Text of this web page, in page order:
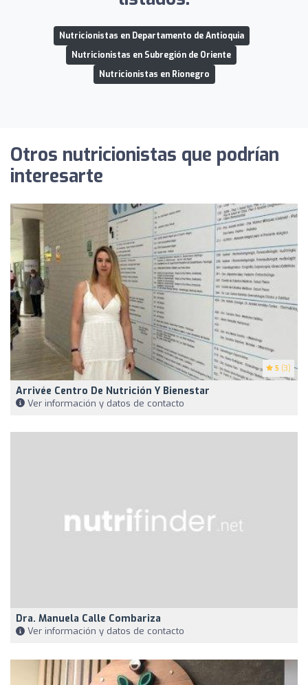
Nutricionistas en Departamento de Antioquia
Nutricionistas en Subregión de Oriente
Nutricionistas en Rionegro
Otros nutricionistas que podrían
interesarte
5 (3)
Arrivée Centro De Nutrición Y Bienestar
Ver información y datos de contacto
Dra. Manuela Calle Combariza
Ver información y datos de contacto